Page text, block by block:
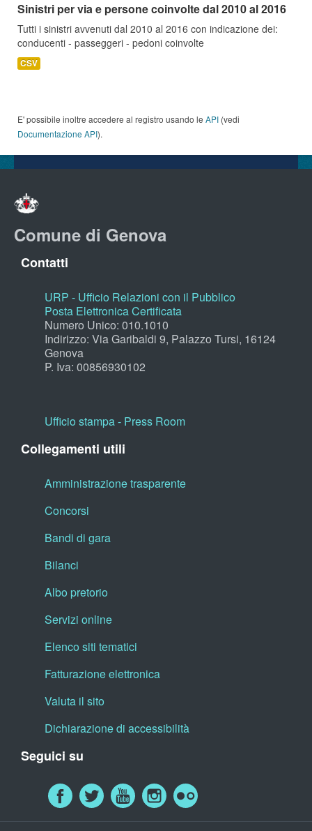
Sinistri per via e persone coinvolte dal 2010 al 2016
Tutti i sinistri avvenuti dal 2010 al 2016 con indicazione dei:
conducenti - passeggeri - pedoni coinvolte
CSV
E' possibile inoltre accedere al registro usando le API (vedi
Documentazione API).
Comune di Genova
Contatti
URP - Ufficio Relazioni con il Pubblico
Posta Elettronica Certificata
Numero Unico: 010.1010
Indirizzo: Via Garibaldi 9, Palazzo Tursi, 16124
Genova
P. Iva: 00856930102
Ufficio stampa - Press Room
Collegamenti utili
Amministrazione trasparente
Concorsi
Bandi di gara
Bilanci
Albo pretorio
Servizi online
Elenco siti tematici
Fatturazione elettronica
Valuta il sito
Dichiarazione di accessibilità
Seguici su